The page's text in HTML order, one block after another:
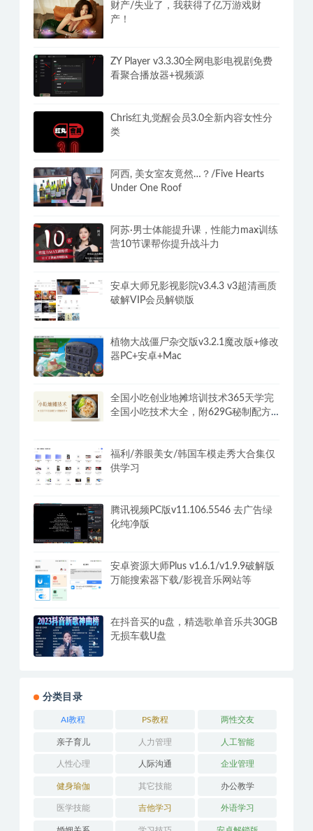
财产/失业了，我获得了亿万游戏财
产！
ZY Player v3.3.30全网电影电视剧免费
看聚合播放器+视频源
Chris红丸觉醒会员3.0全新内容女性分
类
阿西, 美女室友竟然…？/Five Hearts
Under One Roof
阿苏·男士体能提升课，性能力max训练
营10节课帮你提升战斗力
安卓大师兄影视影院v3.4.3 v3超清画质
破解VIP会员解锁版
植物大战僵尸杂交版v3.2.1魔改版+修改
器PC+安卓+Mac
全国小吃创业地摊培训技术365天学完
全国小吃技术大全，附629G秘制配方
福利/养眼美女/韩国车模走秀大合集仅
供学习
腾讯视频PC版v11.106.5546 去广告绿
化纯净版
安卓资源大师Plus v1.6.1/v1.9.9破解版
万能搜索器下载/影视音乐网站等
在抖音买的u盘，精选歌单音乐共30GB
无损车载U盘
分类目录
AI教程 PS教程 两性交友
亲子育儿 人力管理 人工智能
人性心理 人际沟通 企业管理
健身瑜伽 其它技能 办公教学
医学技能 吉他学习 外语学习